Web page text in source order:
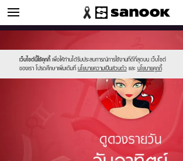
ดูดวง
เว็บไซต์นี้ใช้คุกกี้ เพื่อให้ท่านได้รับประสบการณ์การใช้งานที่ดีที่สุดบน เว็บไซต์
ของเรา โปรดศึกษาเพิ่มเติมที่ นโยบายความเป็นส่วนตัว และ นโยบายคุกกี้
new-
sanook.png